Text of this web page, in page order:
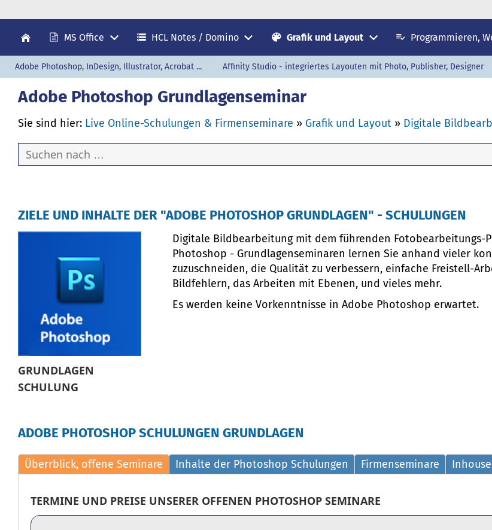
MS Office HCL Notes / Domino Grafik und Layout Programmieren,
Adobe Photoshop, InDesign, Illustrator, Acrobat ... Affinity Studio - integriertes Layouten mit Photo, Publisher, Designer
Adobe Photoshop Grundlagenseminar
Sie sind hier: Live Online-Schulungen & Firmenseminare » Grafik und Layout » Digitale
ZIELE UND INHALTE DER "ADOBE PHOTOSHOP GRUNDLAGEN" - SCHULUNGEN
GRUNDLAGEN
SCHULUNG
Digitale Bildbearbeitung mit dem führenden Fotobearbeitungs-
Photoshop - Grundlagenseminaren lernen Sie anhand vieler
zuzuschneiden, die Qualität zu verbessern, einfache Freistell-
Bildfehlern, das Arbeiten mit Ebenen, und vieles mehr.
Es werden keine Vorkenntnisse in Adobe Photoshop erwartet.
ADOBE PHOTOSHOP SCHULUNGEN GRUNDLAGEN
Überrblick, offene Seminare Inhalte der Photoshop Schulungen Firmenseminare
TERMINE UND PREISE UNSERER OFFENEN PHOTOSHOP SEMINARE